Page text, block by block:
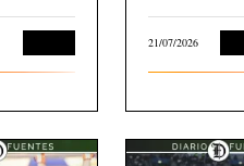
21/07/2026